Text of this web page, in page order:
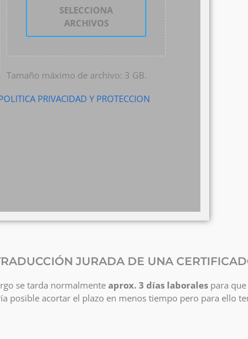
SELECCIONA
ARCHIVOS
Tamaño máximo de archivo: 3 GB.
PRIVACIDAD Y PROTECCION
JURADA DE UNA
se tarda normalmente aprox. 3 días laborales para
posible acortar el plazo en menos tiempo pero para ello